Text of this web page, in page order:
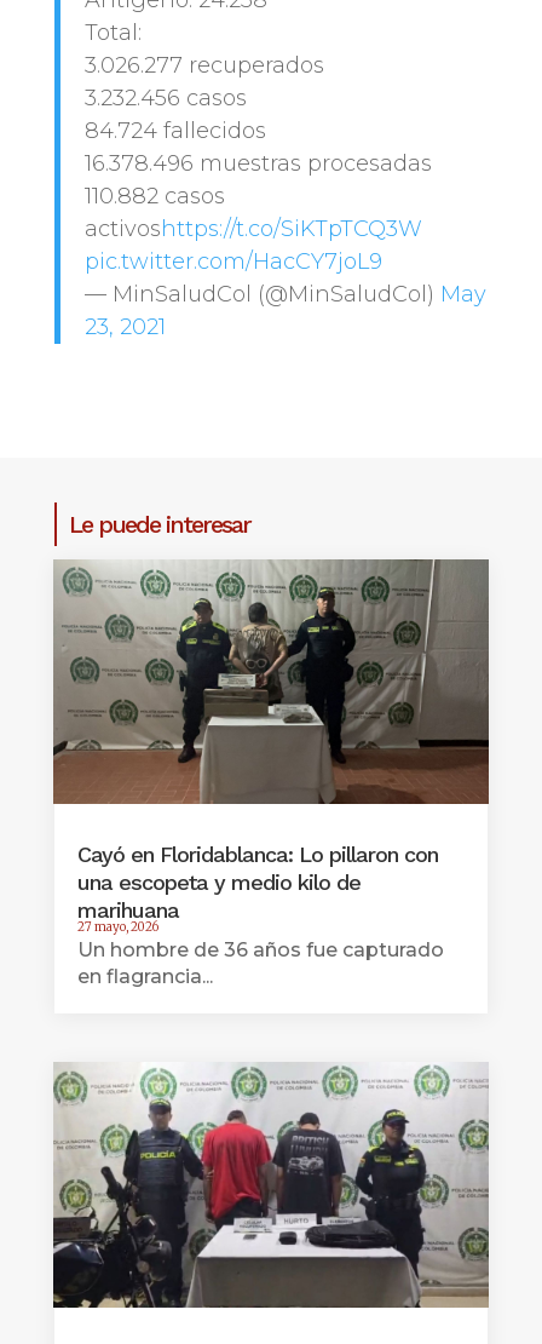
Total:
3.026.277 recuperados
3.232.456 casos
84.724 fallecidos
16.378.496 muestras procesadas
110.882 casos
activoshttps://t.co/SiKTpTCQ3W
pic.twitter.com/HacCY7joL9
— MinSaludCol (@MinSaludCol) May
23, 2021
Le puede interesar
Cayó en Floridablanca: Lo pillaron con
una escopeta y medio kilo de
marihuana
27 mayo, 2026
Un hombre de 36 años fue capturado
en flagrancia...